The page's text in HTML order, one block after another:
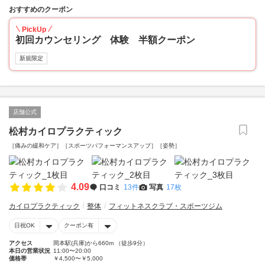
おすすめのクーポン
PickUp
初回カウンセリング 体験 半額クーポン
新規限定
店舗公式
松村カイロプラクティック
［痛みの緩和ケア］［スポーツパフォーマンスアップ］［姿勢］
4.09 口コミ 13件 写真 17枚
カイロプラクティック 整体 フィットネスクラブ・スポーツジム
日祝OK クーポン有
アクセス
岡本駅(兵庫)から660m （徒歩9分）
本日の営業状況 11:00〜20:00
価格帯
￥4,500〜￥5,000